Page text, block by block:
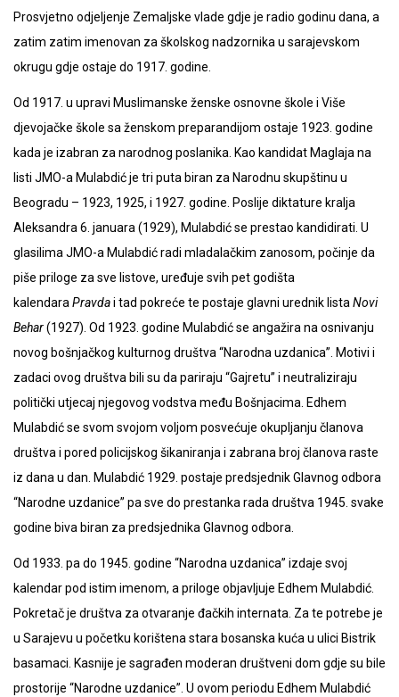
Prosvjetno odjeljenje Zemaljske vlade gdje je radio godinu dana, a
zatim zatim imenovan za školskog nadzornika u sarajevskom
okrugu gdje ostaje do 1917. godine.
Od 1917. u upravi Muslimanske ženske osnovne škole i Više
djevojačke škole sa ženskom preparandijom ostaje 1923. godine
kada je izabran za narodnog poslanika. Kao kandidat Maglaja na
listi JMO-a Mulabdić je tri puta biran za Narodnu skupštinu u
Beogradu – 1923, 1925, i 1927. godine. Poslije diktature kralja
Aleksandra 6. januara (1929), Mulabdić se prestao kandidirati. U
glasilima JMO-a Mulabdić radi mladalačkim zanosom, počinje da
piše priloge za sve listove, uređuje svih pet godišta
kalendara Pravdai tad pokreće te postaje glavni urednik lista Novi
Behar(1927). Od 1923. godine Mulabdić se angažira na osnivanju
novog bošnjačkog kulturnog društva “Narodna uzdanica”. Motivi i
zadaci ovog društva bili su da pariraju “Gajretu” i neutraliziraju
politički utjecaj njegovog vodstva među Bošnjacima. Edhem
Mulabdić se svom svojom voljom posvećuje okupljanju članova
društva i pored policijskog šikaniranja i zabrana broj članova raste
iz dana u dan. Mulabdić 1929. postaje predsjednik Glavnog odbora
“Narodne uzdanice” pa sve do prestanka rada društva 1945. svake
godine biva biran za predsjednika Glavnog odbora.
Od 1933. pa do 1945. godine “Narodna uzdanica” izdaje svoj
kalendar pod istim imenom, a priloge objavljuje Edhem Mulabdić.
Pokretač je društva za otvaranje đačkih internata. Za te potrebe je
u Sarajevu u početku korištena stara bosanska kuća u ulici Bistrik
basamaci. Kasnije je sagrađen moderan društveni dom gdje su bile
prostorije “Narodne uzdanice”. U ovom periodu Edhem Mulabdić